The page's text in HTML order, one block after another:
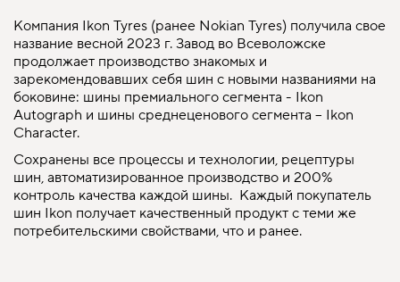
Компания Ikon Tyres (ранее Nokian Tyres) получила свое
название весной 2023 г. Завод во Всеволожске
продолжает производство знакомых и
зарекомендовавших себя шин с новыми названиями на
боковине: шины премиального сегмента - Ikon
Autograph и шины среднеценового сегмента – Ikon
Character.
Сохранены все процессы и технологии, рецептуры
шин, автоматизированное производство и 200%
контроль качества каждой шины. Каждый покупатель
шин Ikon получает качественный продукт с теми же
потребительскими свойствами, что и ранее.